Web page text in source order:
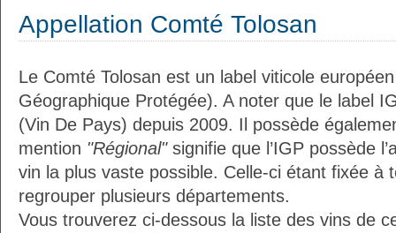
Appellation Comté Tolosan
Le Comté Tolosan est un label viticole
Géographique Protégée). A noter que le label
(Vin De Pays) depuis 2009. Il possède
mention "Régional"signifie que l’IGP possède
vin la plus vaste possible. Celle-ci étant fixée à
regrouper plusieurs départements.
Vous trouverez ci-dessous la liste des vins de